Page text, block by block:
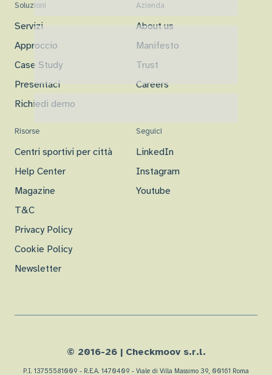
Soluzioni
Servizi
Approccio
Case Study
Presentaci
Richiedi demo
Azienda
About us
Manifesto
Trust
Careers
Risorse
Centri sportivi per città
Help Center
Magazine
T&C
Privacy Policy
Cookie Policy
Newsletter
Seguici
LinkedIn
Instagram
Youtube
© 2016-26| Checkmoov s.r.l.
P.I. 13755581009 - R.E.A. 1470409 - Viale di Villa Massimo 39, 00161 Roma